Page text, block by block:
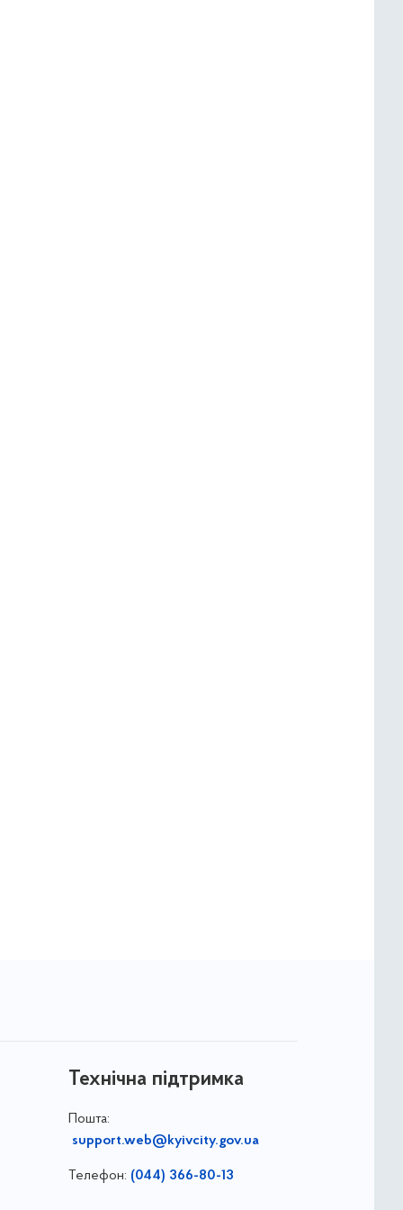
Технічна підтримка
Пошта:
support.web@kyivcity.gov.ua
Телефон: (044) 366-80-13